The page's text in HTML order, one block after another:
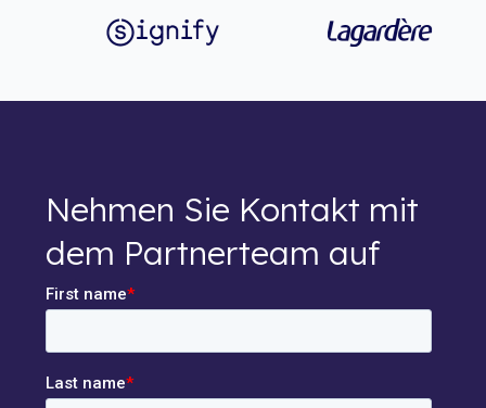
Nehmen Sie Kontakt mit
dem Partnerteam auf